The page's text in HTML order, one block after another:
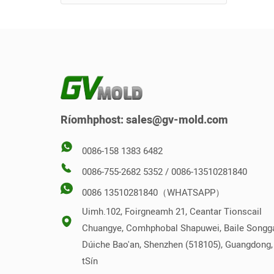
Múnla Ingearach
Ríomhphost:sales@gv-mold.com
0086-158 1383 6482
0086-755-2682 5352 / 0086-13510281840
0086 13510281840（WHATSAPP）
Uimh.102, Foirgneamh 21, Ceantar Tionscail
Chuangye, Comhphobal Shapuwei, Baile
Dúiche Bao'an, Shenzhen (518105),
tSín